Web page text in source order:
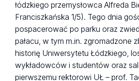
łódzkiego przemysłowca Alfreda
Franciszkańska 1/5). Tego dnia
pospacerować po parku oraz
pałacu, w tym m.in. zgromadzone
historię Uniwersytetu Łódzkiego,
wykładowców i studentów oraz
pierwszemu rektorowi UŁ – prof.